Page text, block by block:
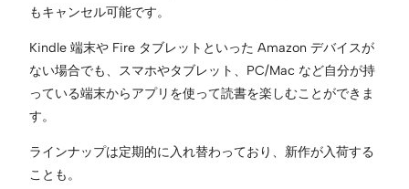
もキャンセル可能です。
Kindle 端末や Fire タブレットといった Amazon デバイスが
ない場合でも、スマホやタブレット、PC/Mac など自分が持
っている端末からアプリを使って読書を楽しむことができま
す。
ラインナップは定期的に入れ替わっており、新作が入荷する
ことも。